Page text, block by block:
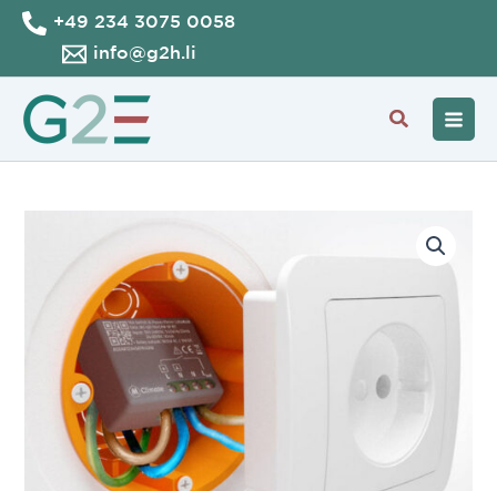
Aller
contenu
+49 234 3075 0058
info@g2h.li